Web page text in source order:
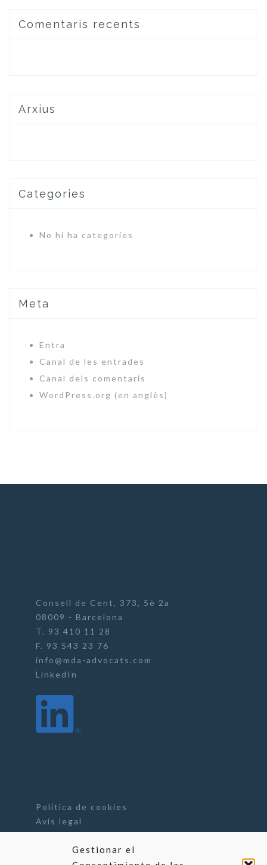
Gestionar el
Comentaris recents
Arxius
Categories
No hi ha categories
Meta
Entra
Canal de les entrades
Canal dels comentaris
WordPress.org (en anglès)
Consell de Cent, 373, 5è 2a
08009 - Barcelona
T. 93 410 11 28
F. 93 543 23 76
info@mda-advocats.com
LinkedIn
Política de cookies
Avís legal